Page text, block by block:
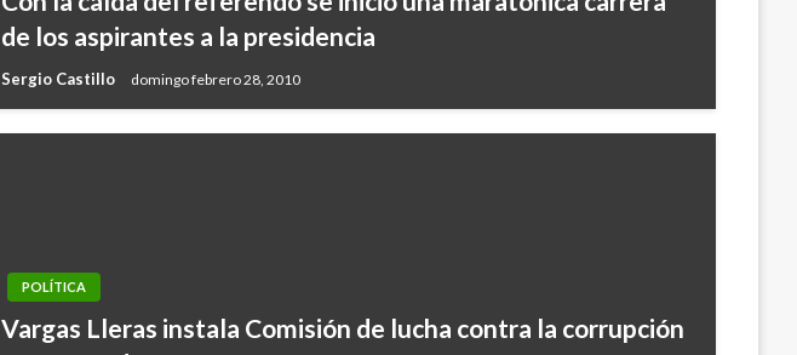
de los aspirantes a la presidencia
Sergio Castillo domingo febrero 28, 2010
POLÍTICA
Vargas Lleras instala Comisión de lucha contra la corrupción